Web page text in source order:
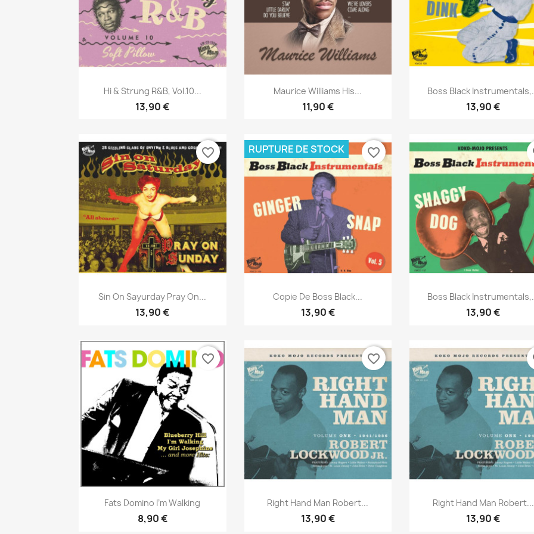
Aperçu rapide
Hi & Strung R&B, Vol.10...
13,90 €
Aperçu rapide
Maurice Williams His...
11,90 €
Aperçu rapide
Boss Black
13,90 €
 Aperçu rapide
Sin On Sayurday Pray On...
13,90 €
favorite_border
Aperçu rapide
Copie De Boss Black...
13,90 €
RUPTURE DE STOCK favorite_border
Aperçu rapide
Boss Black
13,90 €
Aperçu rapide
Fats Domino I’m Walking
8,90 €
favorite_border
Aperçu rapide
Right Hand Man Robert...
13,90 €
favorite_border
Aperçu rapide
Right Hand Man Robert...
13,90 €